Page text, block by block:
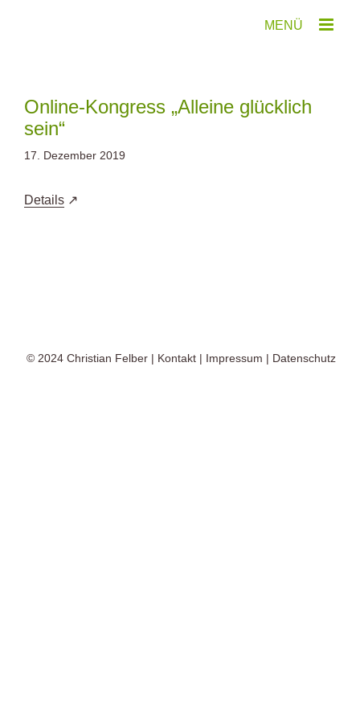
Online-Kongress „Alleine glücklich
sein“
17. Dezember 2019
Details
© 2024 Christian Felber | Kontakt | Impressum | Datenschutz